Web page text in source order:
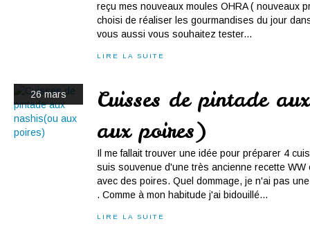
reçu mes nouveaux moules OHRA ( nouveaux
choisi de réaliser les gourmandises du jour
vous aussi vous souhaitez tester...
LIRE LA SUITE
26 mars
Cuisses de pintade
aux poires)
Il me fallait trouver une idée pour préparer 4
suis souvenue d'une très ancienne recette WW
avec des poires. Quel dommage, je n'ai pas
. Comme à mon habitude j'ai bidouillé...
LIRE LA SUITE